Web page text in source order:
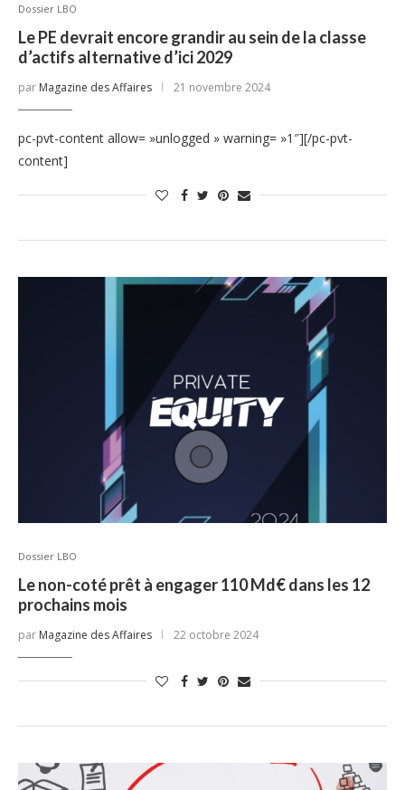
Dossier LBO
Le PE devrait encore grandir au sein de la classe
d’actifs alternative d’ici 2029
par Magazine des Affaires 21 novembre 2024
pc-pvt-content allow= »unlogged » warning= »1″][/pc-pvt-
content]
Dossier LBO
Le non-coté prêt à engager 110 Md€ dans les 12
prochains mois
par Magazine des Affaires 22 octobre 2024